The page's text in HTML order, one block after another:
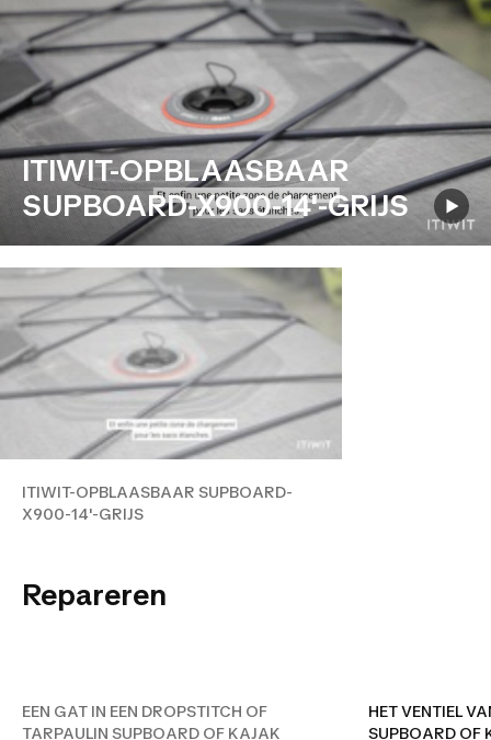
ITIWIT-OPBLAASBAAR
SUPBOARD-X900-14'-GRIJS
ITIWIT-OPBLAASBAAR SUPBOARD-
X900-14'-GRIJS
Repareren
EEN GAT IN EEN DROPSTITCH
EEN GAT IN EEN DROPSTITCH OF
TARPAULIN SUPBOARD OF KAJAK
HET VENTIEL
SUPBOARD OF